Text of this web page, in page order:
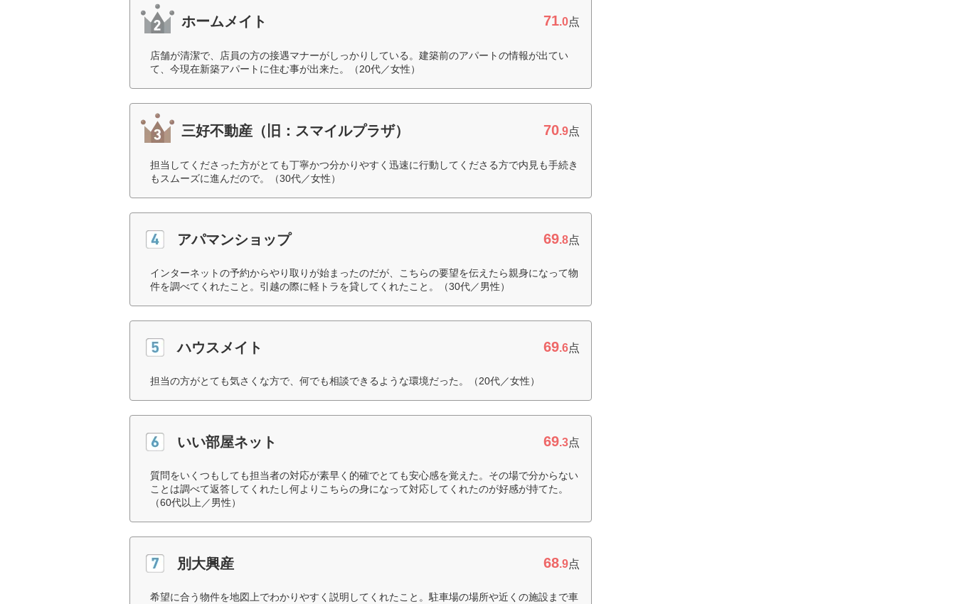
ホームメイト 71.0点
店舗が清潔で、店員の方の接遇マナーがしっかりしている。建築前のアパートの情報が出てい
て、今現在新築アパートに住む事が出来た。（20代／女性）
三好不動産（旧：スマイルプラザ） 70.9点
担当してくださった方がとても丁寧かつ分かりやすく迅速に行動してくださる方で内見も手続き
もスムーズに進んだので。（30代／女性）
アパマンショップ 69.8点
インターネットの予約からやり取りが始まったのだが、こちらの要望を伝えたら親身になって物
件を調べてくれたこと。引越の際に軽トラを貸してくれたこと。（30代／男性）
ハウスメイト 69.6点
担当の方がとても気さくな方で、何でも相談できるような環境だった。（20代／女性）
いい部屋ネット 69.3点
質問をいくつもしても担当者の対応が素早く的確でとても安心感を覚えた。その場で分からない
ことは調べて返答してくれたし何よりこちらの身になって対応してくれたのが好感が持てた。
（60代以上／男性）
別大興産 68.9点
希望に合う物件を地図上でわかりやすく説明してくれたこと。駐車場の場所や近くの施設まで車